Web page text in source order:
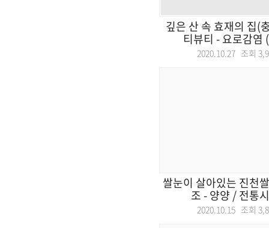
깊은 산 속 효재의 집(
티뷰티 - 요로감염
2020.10.27 조회
쌀눈이 살아있는 진천
조 - 양양 / 전통
2020.10.15 조회